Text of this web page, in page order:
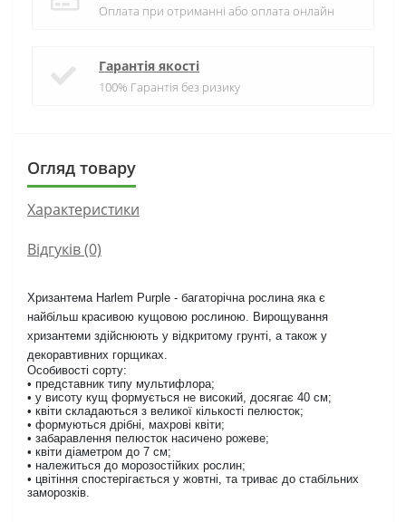
Оплата при отриманні або оплата онлайн
Гарантія якості
100% Гарантія без ризику
Огляд товару
Характеристики
Відгуків (0)
Хризантема Harlem Purple - багаторічна рослина яка є
найбільш красивою кущовою рослиною. Вирощування
хризантеми здійснюють у відкритому грунті, а також у
декоравтивних горщиках.
Особивості сорту:
• представник типу мультифлора;
• у висоту кущ формується не високий, досягає 40 см;
• квіти складаються з великої кількості пелюсток;
• формуються дрібні, махрові квіти;
• забаравлення пелюсток насичено рожеве;
• квіти діаметром до 7 см;
• належиться до морозостійких рослин;
• цвітіння спостерігається у жовтні, та триває до стабільних
заморозків.